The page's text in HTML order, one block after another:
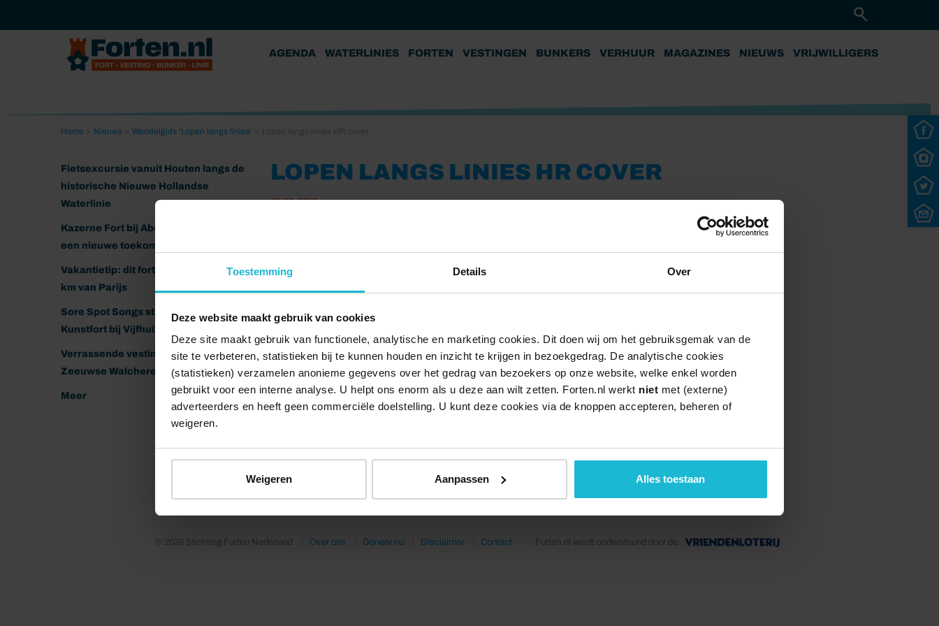
Toestemming Details Over
Deze website maakt gebruik van cookies
Deze site maakt gebruik van functionele, analytische en marketing cookies. Dit doen wij om het gebruiksgemak van de
site te verbeteren, statistieken bij te kunnen houden en inzicht te krijgen in bezoekgedrag. De analytische cookies
(statistieken) verzamelen anonieme gegevens over het gedrag van bezoekers op onze website, welke enkel worden
gebruikt voor een interne analyse. U helpt ons enorm als u deze aan wilt zetten. Forten.nl werkt niet met (externe)
adverteerders en heeft geen commerciële doelstelling. U kunt deze cookies via de knoppen accepteren, beheren of
weigeren.
Weigeren Aanpassen Alles toestaan
AGENDA WATERLINIES FORTEN VESTINGEN BUNKERS VERHUUR MAGAZINES NIEUWS VRIJWILLIGERS
Home Nieuws Wandelgids ‘Lopen langs linies’
Fietsexcursie vanuit Houten langs de
historische Nieuwe Hollandse
Waterlinie
Kazerne Fort bij Abcoude klaar voor
een nieuwe toekomst
Vakantietip: dit fort ligt nog geen 20
km van Parijs
Sore Spot Songs strijkt neer op het
Kunstfort bij Vijfhuizen
Verrassende vestingen van het
Zeeuwse Walcheren
Meer
LOPEN LANGS LINIES HR COVER
06-03-2018
© 2026 Stichting Forten Nederland Over ons Doneer nu Disclaimer Contact Forten.nl wordt ondersteund door de